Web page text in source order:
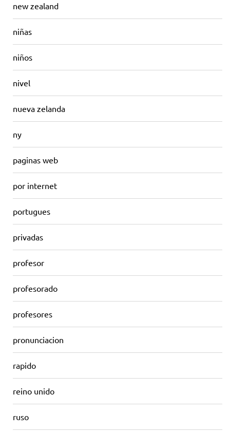
new zealand
niñas
niños
nivel
nueva zelanda
ny
paginas web
por internet
portugues
privadas
profesor
profesorado
profesores
pronunciacion
rapido
reino unido
ruso